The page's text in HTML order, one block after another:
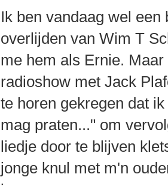
Ik ben vandaag wel
overlijden van Wim T
me hem als Ernie.
radioshow met Jack
te horen gekregen dat
mag praten..." om
liedje door te blijven
jonge knul met m'n